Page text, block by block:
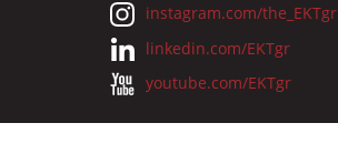
instagram.com/the_EKTgr
linkedin.com/EKTgr
youtube.com/EKTgr